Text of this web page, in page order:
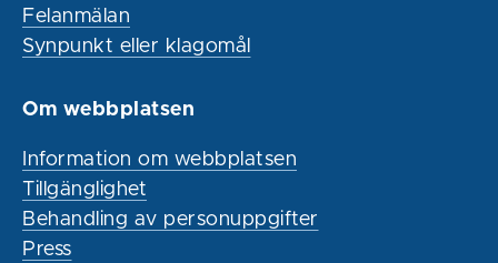
Felanmälan
Synpunkt eller klagomål
Om webbplatsen
Information om webbplatsen
Tillgänglighet
Behandling av personuppgifter
Press